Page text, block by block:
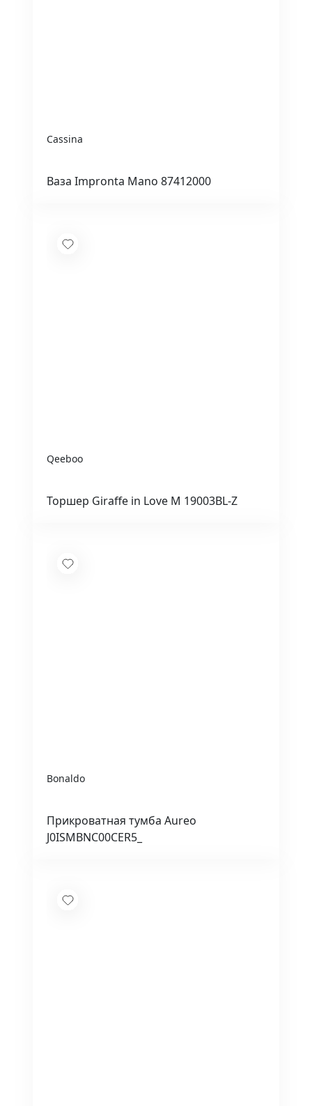
Cassina
Ваза Impronta Mano 87412000
Qeeboo
Торшер Giraffe in Love M 19003BL-Z
Bonaldo
Прикроватная тумба Aureo
J0ISMBNC00CER5_